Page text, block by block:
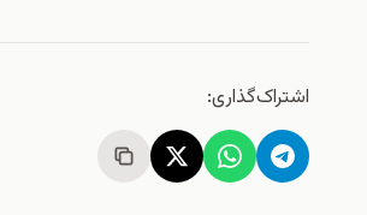
اشتراک‌گذاری: